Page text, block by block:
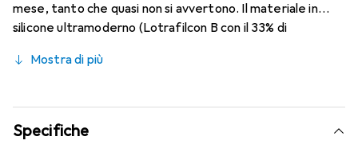
mese, tanto che quasi non si avvertono. Il materiale in
silicone ultramoderno (Lotrafilcon B con il 33% di
HydraGlyde Moisture Matrix e la nota tecnologia
indossabilità che conosci. Un comfort duraturo e senza
interruzioni per tutto il giorno con le lenti mensili.
Mostra di più
Specifiche